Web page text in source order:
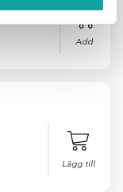
Add
Lägg till